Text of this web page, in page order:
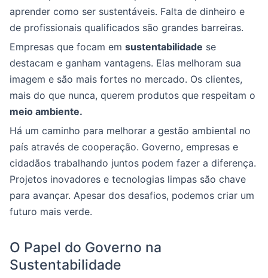
aprender como ser sustentáveis. Falta de dinheiro e
de profissionais qualificados são grandes barreiras.
Empresas que focam em sustentabilidade se
destacam e ganham vantagens. Elas melhoram sua
imagem e são mais fortes no mercado. Os clientes,
mais do que nunca, querem produtos que respeitam o
meio ambiente.
Há um caminho para melhorar a gestão ambiental no
país através de cooperação. Governo, empresas e
cidadãos trabalhando juntos podem fazer a diferença.
Projetos inovadores e tecnologias limpas são chave
para avançar. Apesar dos desafios, podemos criar um
futuro mais verde.
O Papel do Governo na
Sustentabilidade